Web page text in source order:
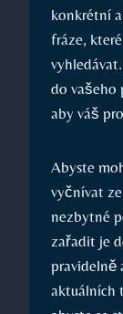
konkrétní
fráze,
do ⁢vašeho‌
‍aby ​váš
Abyste
vyčnívat
nezbytné‍
zařadit je
⁢pravidelně
⁤aktuálních